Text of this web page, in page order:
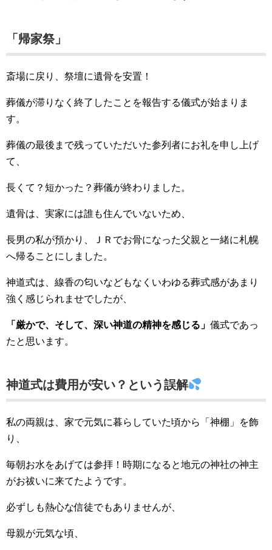
「帰家祭」
斎場に戻り、祭壇に遺骨を安置！
葬儀が滞りなく終了したことを報告する儀式が始まりま
す。
葬儀の最後まで残っていただいた参列者にお礼を申し上げ
て、
長くて？短かった？葬儀が終わりました。
遺骨は、実家には誰も住んでいないため、
長男の私が預かり、ＪＲでお骨になった父親と一緒に札幌
へ帰ることにしました。
神道式は、線香の匂いなどもなくいわゆる葬式感があまり
強く感じられませでしたが、
「厳かで、そして、深い神道の精神を感じる」 儀式であっ
たと思います。
神道式は費用が安い？という誤解
私の両親は、家で元気に暮らしていた頃から「神棚」を飾
り、
毎朝お水をあげては参拝！時期になると地元の神社の神主
がお祓いに来てたようです。
必ずしも熱心な信徒でもありませんが、
母親が元気な頃、